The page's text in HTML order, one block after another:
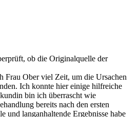
ob die Originalquelle der
Frau Ober viel Zeit, um die Ursachen
Ich konnte hier einige hilfreiche
bin ich überrascht wie
bereits nach den ersten
und langanhaltende Ergebnisse habe